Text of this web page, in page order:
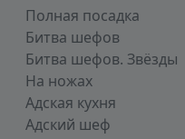
Полная посадка
Битва шефов
Битва шефов. Звёзды
На ножах
Адская кухня
Адский шеф